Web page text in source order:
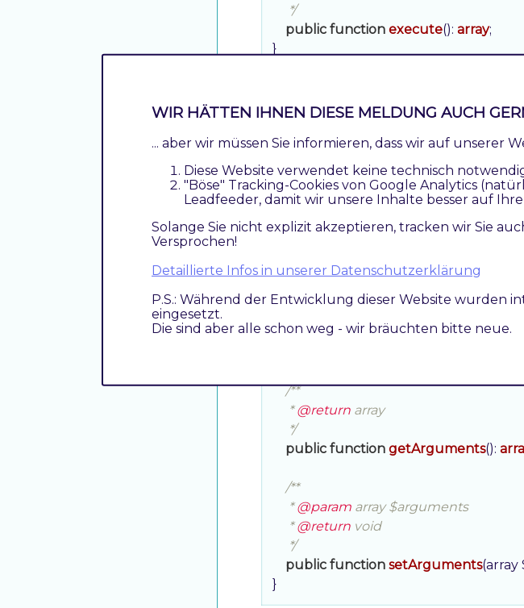
     */
public function execute(): array;
}
interface InitializationDataInterface
/**
     *
@return array
public function
/**
     *
@param array
     */
/**
     *
@return array
     */
public function getArguments():
/**
     *
@param array $arguments
     *
@return void
     */
public function setArguments(array
}
WIR HÄTTEN IHNEN DIESE MELDUNG AUCH
... aber wir müssen Sie informieren, dass wir auf unserer
Diese Website verwendet keine technisch
"Böse" Tracking-Cookies von Google Analytics
Leadfeeder, damit wir unsere Inhalte besser auf
Solange Sie nicht explizit akzeptieren, tracken wir Sie
Versprochen!
Detaillierte Infos in unserer Datenschutzerklärung
P.S.: Während der Entwicklung dieser Website wurden
eingesetzt.
Die sind aber alle schon weg - wir bräuchten bitte neue.